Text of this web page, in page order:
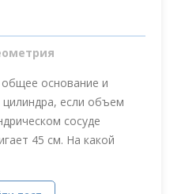
основание и
если объем
сосуде
45 см. На какой